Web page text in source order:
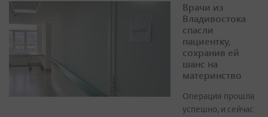
Врачи из
Владивостока
спасли
пациентку,
сохранив ей
шанс на
материнство
Операция прошла
успешно, и сейчас